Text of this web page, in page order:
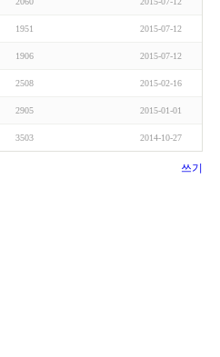
1951 2015-07-12
1906 2015-07-12
2508 2015-02-16
2905 2015-01-01
3503 2014-10-27
쓰기